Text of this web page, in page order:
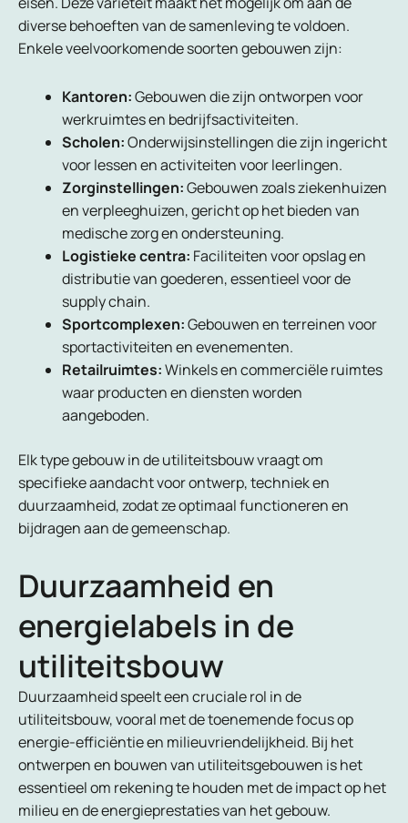
diverse behoeften van de samenleving te voldoen.
Enkele veelvoorkomende soorten gebouwen zijn:
Kantoren:Gebouwen die zijn ontworpen voor
werkruimtes en bedrijfsactiviteiten.
Scholen:Onderwijsinstellingen die zijn ingericht
voor lessen en activiteiten voor leerlingen.
Zorginstellingen:Gebouwen zoals ziekenhuizen
en verpleeghuizen, gericht op het bieden van
medische zorg en ondersteuning.
Logistieke centra: Faciliteiten voor opslag en
distributie van goederen, essentieel voor de
supply chain.
Sportcomplexen:Gebouwen en terreinen voor
sportactiviteiten en evenementen.
Retailruimtes:Winkels en commerciële ruimtes
waar producten en diensten worden
aangeboden.
Elk type gebouw in de utiliteitsbouw vraagt om
specifieke aandacht voor ontwerp, techniek en
duurzaamheid, zodat ze optimaal functioneren en
bijdragen aan de gemeenschap.
Duurzaamheid en
energielabels in de
utiliteitsbouw
Duurzaamheid speelt een cruciale rol in de
utiliteitsbouw, vooral met de toenemende focus op
energie-efficiëntie en milieuvriendelijkheid. Bij het
ontwerpen en bouwen van utiliteitsgebouwen is het
essentieel om rekening te houden met de impact op het
milieu en de energieprestaties van het gebouw.